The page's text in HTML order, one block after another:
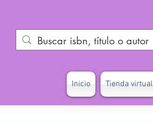
Inicio Tienda virtual